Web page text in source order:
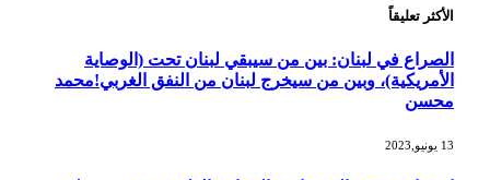
الأكثر تعليقاً
الصراع في لبنان: بين من سيبقي لبنان تحت (الوصاية
الأمريكية)، وبين من سيخرج لبنان من النفق الغربي!محمد
محسن
13 يونيو,2023